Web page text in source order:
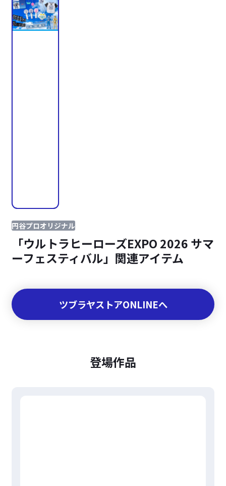
円谷プロオリジナル
「ウルトラヒーローズEXPO 2026 サマ
ーフェスティバル」関連アイテム
ツブラヤストアONLINEへ
登場作品